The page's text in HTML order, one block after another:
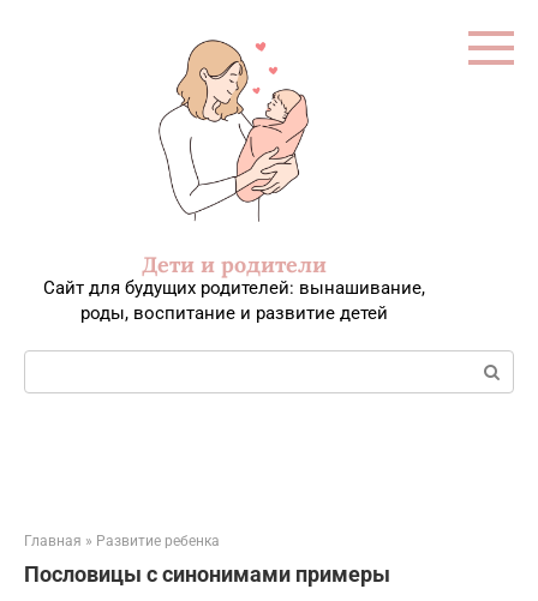
Дети и родители
Сайт для будущих родителей: вынашивание,
роды, воспитание и развитие детей
Поиск:
Главная » Развитие ребенка
Пословицы с синонимами примеры